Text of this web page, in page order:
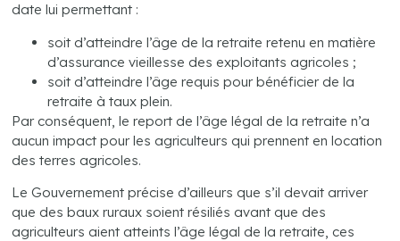
date lui permettant :
soit d’atteindre l’âge de la retraite retenu en matière
d’assurance vieillesse des exploitants agricoles ;
soit d’atteindre l’âge requis pour bénéficier de la
retraite à taux plein.
Par conséquent, le report de l’âge légal de la retraite n’a
aucun impact pour les agriculteurs qui prennent en location
des terres agricoles.
Le Gouvernement précise d’ailleurs que s’il devait arriver
que des baux ruraux soient résiliés avant que des
agriculteurs aient atteints l’âge légal de la retraite, ces